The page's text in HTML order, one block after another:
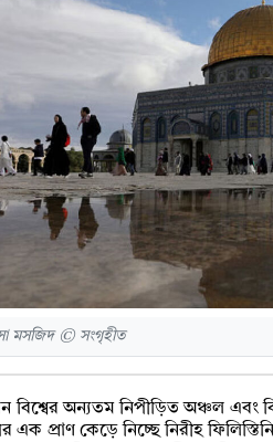
মসজিদ © সংগৃহীত
বিশ্বের অন্যতম নিপীড়িত অঞ্চল এবং
প্রাণ কেড়ে নিচ্ছে নিরীহ